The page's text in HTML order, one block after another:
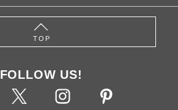
TOP
FOLLOW US!